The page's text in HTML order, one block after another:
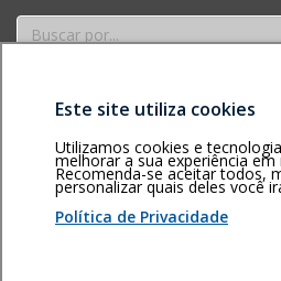
Buscar
Área restritaPolítica de
privacidadePersonalização
de cookies
Este site utiliza cookies
Utilizamos cookies e
melhorar a sua experiência em
Recomenda-se aceitar todos,
personalizar quais deles você
Política de Privacidade